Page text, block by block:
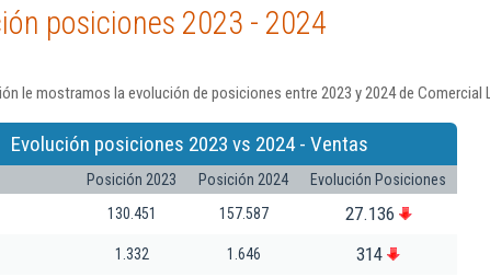
posiciones 2023 - 2024
le mostramos la evolución de posiciones entre 2023 y 2024 de Comercial
Evolución posiciones 2023 vs 2024 - Ventas
Posición 2023 Posición 2024
Evolución Posiciones
130.451 157.587 27.136
1.332 1.646 314